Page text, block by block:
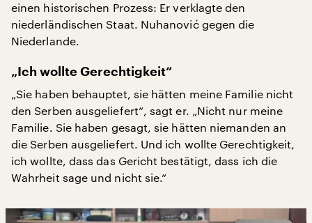
einen historischen Prozess: Er verklagte den
niederländischen Staat. Nuhanović gegen die
Niederlande.
„Ich wollte Gerechtigkeit“
„Sie haben behauptet, sie hätten meine Familie nicht
den Serben ausgeliefert“, sagt er. „Nicht nur meine
Familie. Sie haben gesagt, sie hätten niemanden an
die Serben ausgeliefert. Und ich wollte Gerechtigkeit,
ich wollte, dass das Gericht bestätigt, dass ich die
Wahrheit sage und nicht sie.“